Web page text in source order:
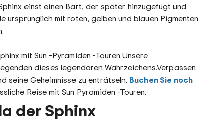
einst einen Bart, der später hinzugefügt und
ursprünglich mit roten, gelben und blauen Pigmenten
mit Sun -Pyramiden -Touren.Unsere
dieses legendären Wahrzeichens.Verpassen
seine Geheimnisse zu enträtseln. Buchen Sie noch
Reise mit Sun Pyramiden -Touren.
der Sphinx